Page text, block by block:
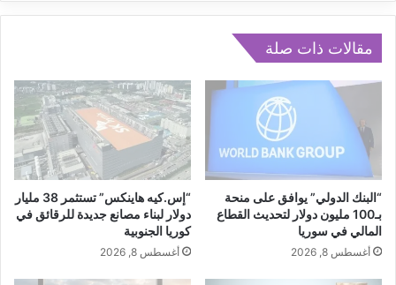
مقالات ذات صلة
“البنك الدولي” يوافق على منحة
بـ100 مليون دولار لتحديث القطاع
المالي في سوريا
أغسطس 8, 2026
“إس.كيه هاينكس” تستثمر 38 مليار
دولار لبناء مصانع جديدة للرقائق في
كوريا الجنوبية
أغسطس 8, 2026